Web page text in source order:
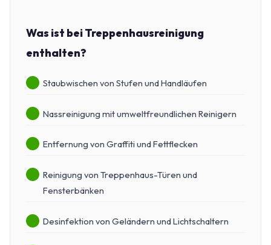
Was ist bei Treppenhausreinigung
enthalten?
Staubwischen von Stufen und Handläufen
Nassreinigung mit umweltfreundlichen Reinigern
Entfernung von Graffiti und Fettflecken
Reinigung von Treppenhaus-Türen und
Fensterbänken
Desinfektion von Geländern und Lichtschaltern